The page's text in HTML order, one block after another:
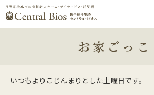
お家ごっこ
いつもよりこじんまりとした土曜日です。